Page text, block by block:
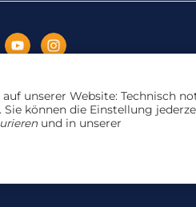
und Irrtümer wird
unserer Website: Technisch
Sie können die Einstellung
und in unserer